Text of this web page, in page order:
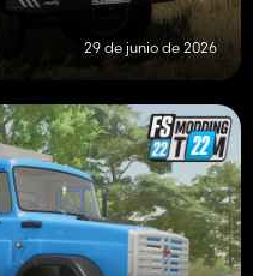
29 de junio de 2026